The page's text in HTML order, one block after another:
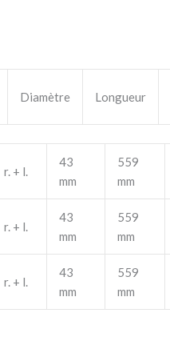
Diamètre Longueur
r. + l.
43
mm
559
mm
r. + l.
43
mm
559
mm
r. + l.
43
mm
559
mm